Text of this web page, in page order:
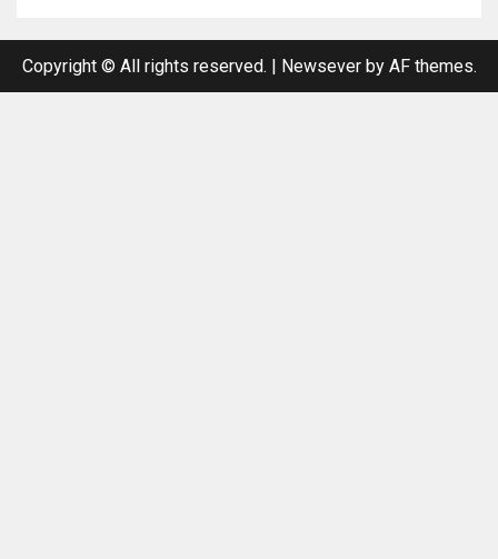
Copyright © All rights reserved. | Newseverby AF themes.